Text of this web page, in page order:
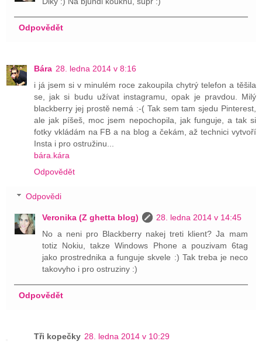
Odpovědět
Bára 28. ledna 2014 v 8:16
i já jsem si v minulém roce zakoupila chytrý telefon a těšila
se, jak si budu užívat instagramu, opak je pravdou. Milý
blackberry jej prostě nemá :-( Tak sem tam sjedu Pinterest,
ale jak píšeš, moc jsem nepochopila, jak funguje, a tak si
fotky vkládám na FB a na blog a čekám, až technici vytvoří
Insta i pro ostružinu...
bára.kára
Odpovědět
Odpovědi
Veronika (Z ghetta blog)
28. ledna 2014 v 14:45
No a neni pro Blackberry nakej treti klient? Ja mam
totiz Nokiu, takze Windows Phone a pouzivam 6tag
jako prostrednika a funguje skvele :) Tak treba je neco
takovyho i pro ostruziny :)
Odpovědět
Tři kopečky 28. ledna 2014 v 10:29